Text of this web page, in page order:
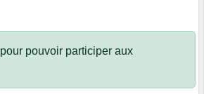
pour pouvoir participer aux